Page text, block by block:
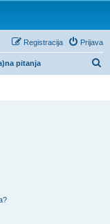
Prijava
Registracija
pitanja